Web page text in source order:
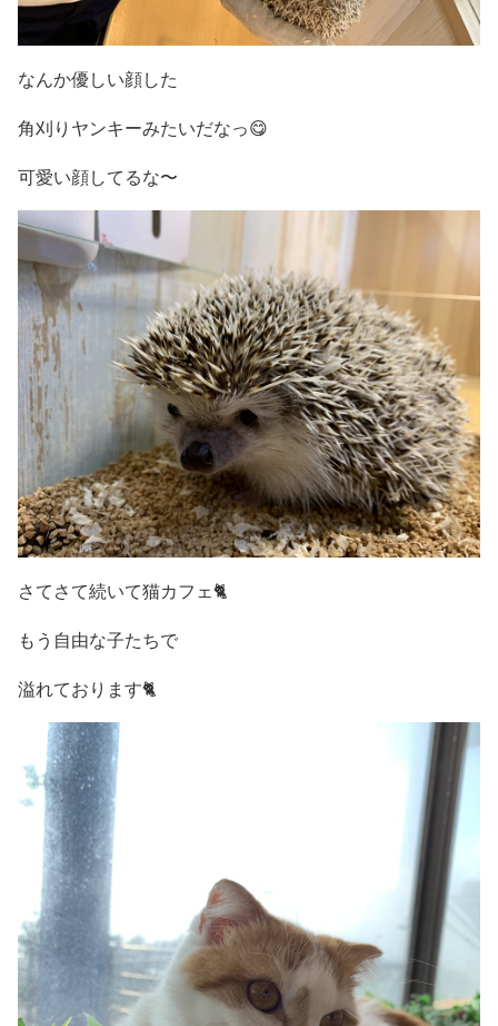
なんか優しい顔した
角刈りヤンキーみたいだなっ😋
可愛い顔してるな〜
さてさて続いて猫カフェ🐈
もう自由な子たちで
溢れております🐈